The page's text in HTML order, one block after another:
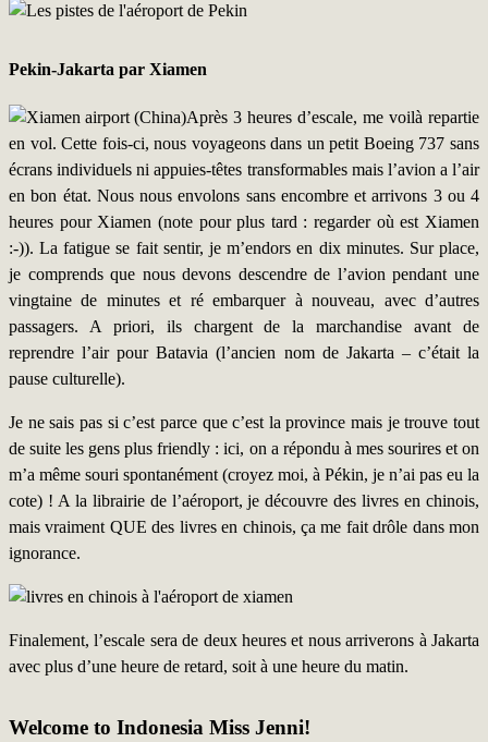
Pekin-Jakarta par Xiamen
Après 3 heures d’escale, me voilà repartie
en vol. Cette fois-ci, nous voyageons dans un petit Boeing 737 sans
écrans individuels ni appuies-têtes transformables mais l’avion a l’air
en bon état. Nous nous envolons sans encombre et arrivons 3 ou 4
heures pour Xiamen (note pour plus tard : regarder où est Xiamen
:-)). La fatigue se fait sentir, je m’endors en dix minutes. Sur place,
je comprends que nous devons descendre de l’avion pendant une
vingtaine de minutes et ré embarquer à nouveau, avec d’autres
passagers. A priori, ils chargent de la marchandise avant de
reprendre l’air pour Batavia (l’ancien nom de Jakarta – c’était la
pause culturelle).
Je ne sais pas si c’est parce que c’est la province mais je trouve tout
de suite les gens plus friendly : ici, on a répondu à mes sourires et on
m’a même souri spontanément (croyez moi, à Pékin, je n’ai pas eu la
cote) ! A la librairie de l’aéroport, je découvre des livres en chinois,
mais vraiment QUE des livres en chinois, ça me fait drôle dans mon
ignorance.
Finalement, l’escale sera de deux heures et nous arriverons à Jakarta
avec plus d’une heure de retard, soit à une heure du matin.
Welcome to Indonesia Miss Jenni!